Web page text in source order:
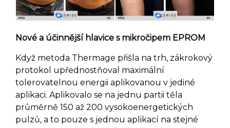
Nové a účinnější hlavice s mikročipem EPROM
Když metoda Thermage přišla na trh, zákrokový
protokol upřednostňoval maximální
tolerovatelnou energii aplikovanou v jediné
aplikaci. Aplikovalo se na jednu partii těla
průměrně 150 až 200 vysokoenergetických
pulzů, a to pouze s jednou aplikací na stejné